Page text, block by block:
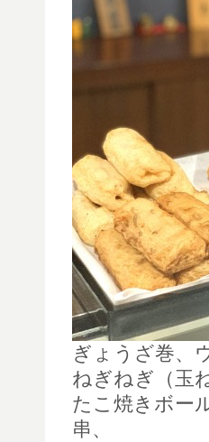
ぎょうざ巻、
ねぎねぎ（玉
たこ焼きボー
串、